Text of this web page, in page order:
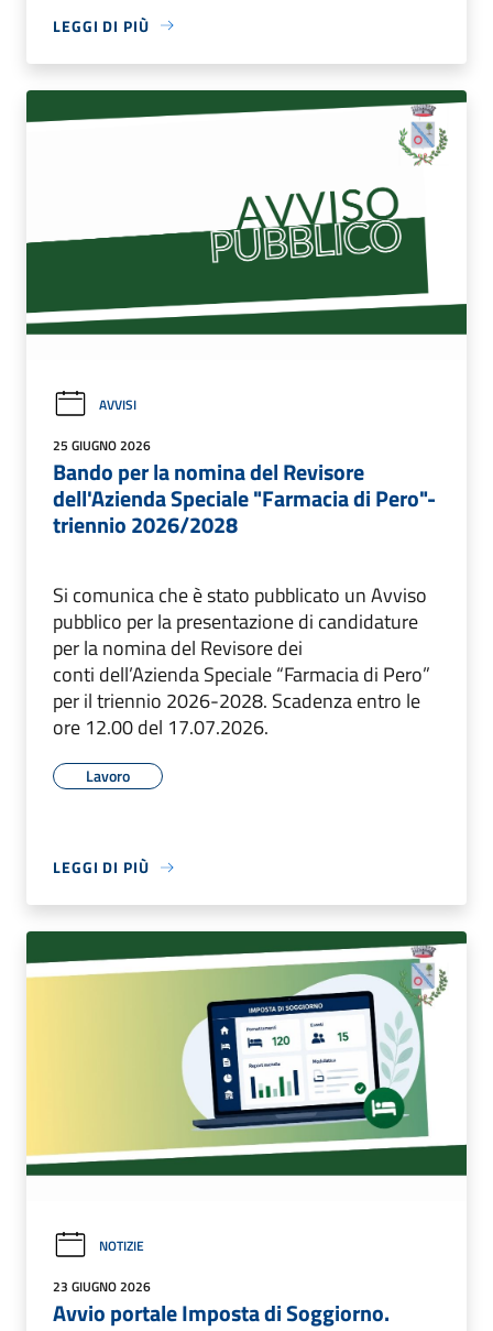
LEGGI DI PIÙ
AVVISI
25 GIUGNO 2026
Bando per la nomina del Revisore
dell'Azienda Speciale "Farmacia di Pero"-
triennio 2026/2028
Si comunica che è stato pubblicato un Avviso
pubblico per la presentazione di candidature
per la nomina del Revisore dei
conti dell’Azienda Speciale “Farmacia di Pero”
per il triennio 2026-2028. Scadenza entro le
ore 12.00 del 17.07.2026.
Lavoro
LEGGI DI PIÙ
NOTIZIE
23 GIUGNO 2026
Avvio portale Imposta di Soggiorno.